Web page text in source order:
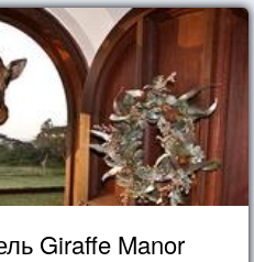
Giraffe Manor